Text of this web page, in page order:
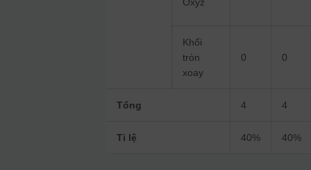
Khối
tròn
xoay
0 0
Tổng 4 4
Tỉ lệ 40% 40%